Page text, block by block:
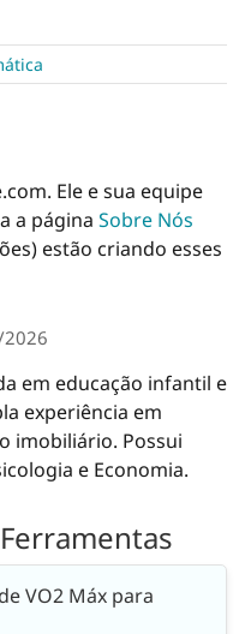
Ele e sua equipe
a página Sobre Nós
estão criando esses
em educação infantil e
experiência em
imobiliário. Possui
e Economia.
VO2 Máx para